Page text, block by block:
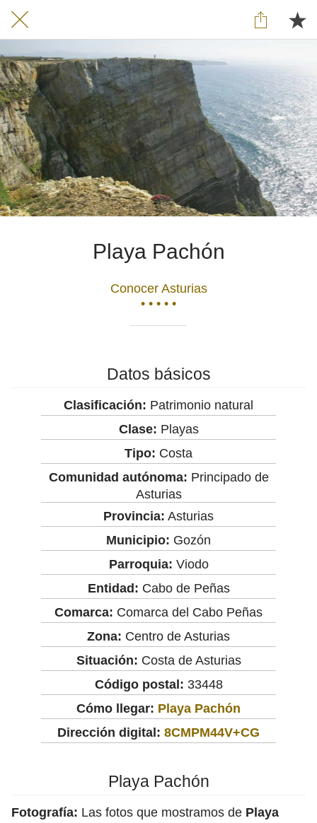
Playa Pachón
Conocer Asturias
• • • • •
Datos básicos
Clasificación: Patrimonio natural
Clase: Playas
Tipo: Costa
Comunidad autónoma: Principado de
Asturias
Provincia: Asturias
Municipio: Gozón
Parroquia: Viodo
Entidad: Cabo de Peñas
Comarca: Comarca del Cabo Peñas
Zona: Centro de Asturias
Situación: Costa de Asturias
Código postal: 33448
Cómo llegar: Playa Pachón
Dirección digital: 8CMPM44V+CG
Playa Pachón
Fotografía: Las fotos que mostramos de Playa